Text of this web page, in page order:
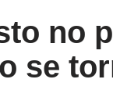
no
se